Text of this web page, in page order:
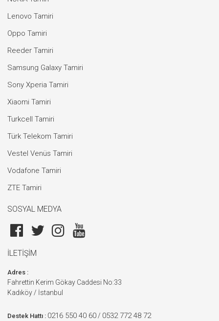
Lenovo Tamiri
Oppo Tamiri
Reeder Tamiri
Samsung Galaxy Tamiri
Sony Xperia Tamiri
Xiaomi Tamiri
Turkcell Tamiri
Türk Telekom Tamiri
Vestel Venüs Tamiri
Vodafone Tamiri
ZTE Tamiri
SOSYAL MEDYA
İLETİŞİM
Adres :
Fahrettin Kerim Gökay Caddesi No:33
Kadıköy / İstanbul
Destek Hattı : 0216 550 40 60 / 0532 772 48 72